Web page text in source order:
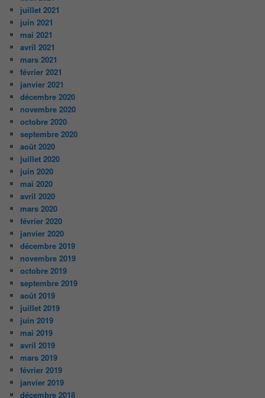
juillet 2021
juin 2021
mai 2021
avril 2021
mars 2021
février 2021
janvier 2021
décembre 2020
novembre 2020
octobre 2020
septembre 2020
août 2020
juillet 2020
juin 2020
mai 2020
avril 2020
mars 2020
février 2020
janvier 2020
décembre 2019
novembre 2019
octobre 2019
septembre 2019
août 2019
juillet 2019
juin 2019
mai 2019
avril 2019
mars 2019
février 2019
janvier 2019
décembre 2018